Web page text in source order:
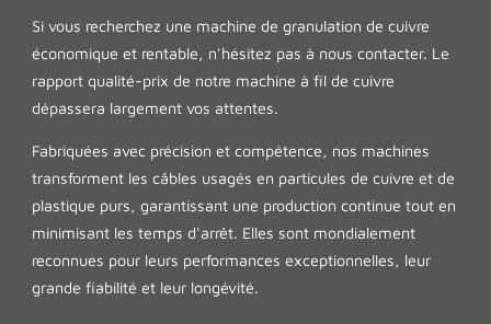
Si vous recherchez une machine de granulation de cuivre
économique et rentable, n'hésitez pas à nous contacter. Le
rapport qualité-prix de notre machine à fil de cuivre
dépassera largement vos attentes.
Fabriquées avec précision et compétence, nos machines
transforment les câbles usagés en particules de cuivre et de
plastique purs, garantissant une production continue tout en
minimisant les temps d'arrêt. Elles sont mondialement
reconnues pour leurs performances exceptionnelles, leur
grande fiabilité et leur longévité.